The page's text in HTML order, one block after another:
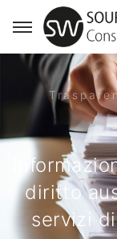
diritto
servizi